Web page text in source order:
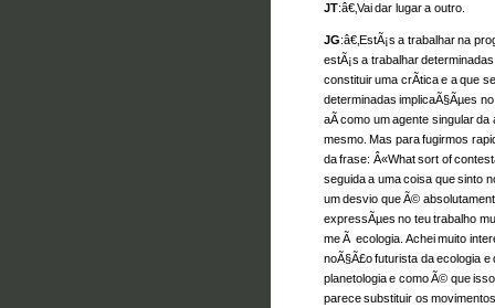
JT:â€‚Vai dar lugar a outro.
JG:â€‚EstÃ¡s a trabalhar na
estÃ¡s a trabalhar
constituir uma crÃ­tica e a que
determinadas implicaÃ§Ãµes
aÃ­ como um agente singular da
mesmo. Mas para fugirmos
da frase: Â«What sort of
seguida a uma coisa que sinto
um desvio que Ã©
expressÃµes no teu trabalho
me Ã ecologia. Achei muito
noÃ§Ã£o futurista da ecologia
planetologia e como Ã© que
parece substituir os